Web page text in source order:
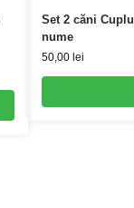
Set 2 căni
nume
50,00 lei